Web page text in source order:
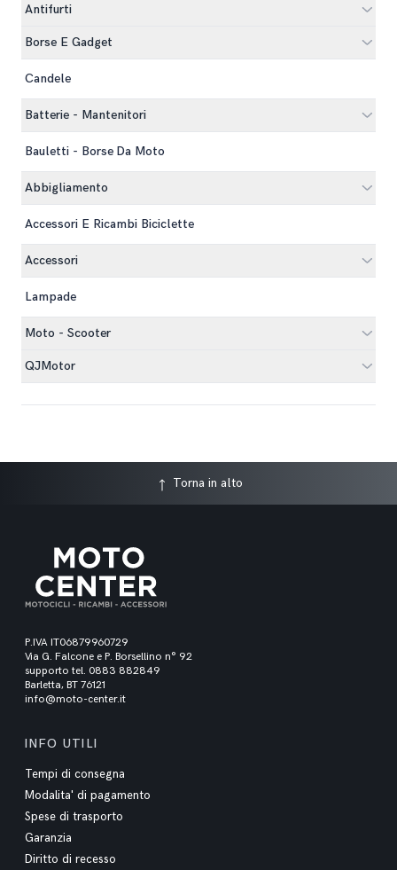
Antifurti
Borse E Gadget
Candele
Batterie - Mantenitori
Bauletti - Borse Da Moto
Abbigliamento
Accessori E Ricambi Biciclette
Accessori
Lampade
Moto - Scooter
QJMotor
Torna in alto
P.IVA IT06879960729
Via G. Falcone e P. Borsellino n° 92
supporto tel. 0883 882849
Barletta, BT 76121
info@moto-center.it
INFO UTILI
Tempi di consegna
Modalita' di pagamento
Spese di trasporto
Garanzia
Diritto di recesso